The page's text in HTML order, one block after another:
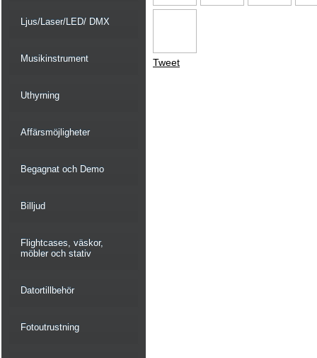
Ljus/Laser/LED/ DMX
Musikinstrument
Uthyrning
Affärsmöjligheter
Begagnat och Demo
Billjud
Flightcases, väskor,
möbler och stativ
Datortillbehör
Fotoutrustning
Tweet